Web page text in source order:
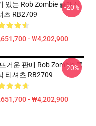
있는 Rob Zombie 클래식
츠 RB2709
- ₩4,202,900
-20%
거운 판매 Rob Zombie 클
티셔츠 RB2709
- ₩4,202,900
-20%